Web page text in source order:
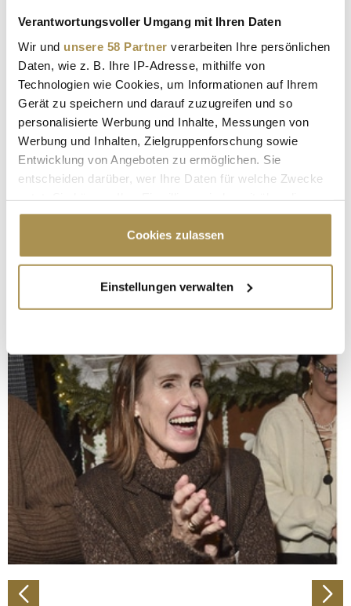
Verantwortungsvoller Umgang mit Ihren Daten
Wir und unsere 58 Partner verarbeiten Ihre persönlichen
Daten, wie z. B. Ihre IP-Adresse, mithilfe von
Technologien wie Cookies, um Informationen auf Ihrem
Gerät zu speichern und darauf zuzugreifen und so
personalisierte Werbung und Inhalte, Messungen von
Werbung und Inhalten, Zielgruppenforschung sowie
Entwicklung von Angeboten zu ermöglichen. Sie
entscheiden darüber, wer Ihre Daten für welche Zwecke
Cookie-Erklärung oder durch Klicken auf das Privacy
Trigger Symbol ändern oder widerrufen
Informationen über Ihre geografische Lage
erfassen, welche bis auf einige Meter genau sein
bestimmten Merkmalen (Fingerprinting) identifizieren
Erfahren Sie mehr darüber, wie Ihre persönlichen Daten
verarbeitet werden, und legen Sie Ihre Präferenzen im
Abschnitt Einzelheitenfest.
Wir verwenden Cookies, um Inhalte und Anzeigen zu
personalisieren, Funktionen für soziale Medien anbieten
zu können und die Zugriffe auf unsere Website zu
analysieren. Außerdem geben wir Informationen zu Ihrer
Verwendung unserer Website an unsere Partner für
soziale Medien, Werbung und Analysen weiter. Unsere
Partner führen diese Informationen möglicherweise mit
weiteren Daten zusammen, die Sie ihnen bereitgestellt
Cookies zulassen
Einstellungen verwalten